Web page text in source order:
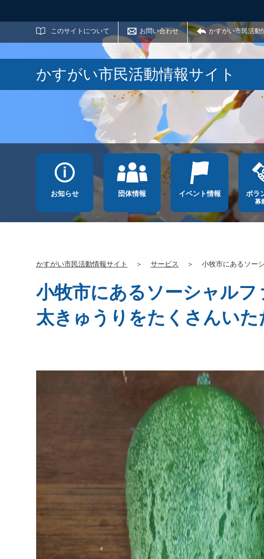
このサイトについて お問い合わせ かすがい市民活動
サイト内検索
かすがい市民活動情報サイト
お知らせ 団体情報 イベント情報 ボラ
募
かすがい市民活動情報サイト ＞ サービス ＞ 小牧市にあるソー
小牧市にあるソーシャル
太きゅうりをたくさんいた